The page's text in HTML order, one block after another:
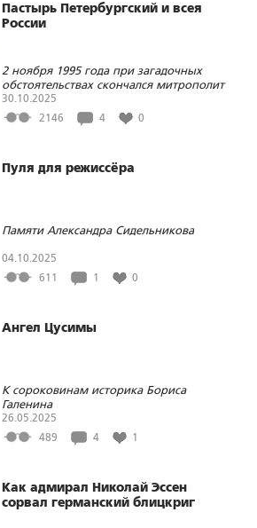
Пастырь Петербургский и всея
России
2 ноября 1995 года при загадочных
обстоятельствах скончался митрополит
Иоанн (Снычёв)
30.10.2025
2146
4 0
Пуля для режиссёра
Памяти Александра Сидельникова
04.10.2025
611
1 0
Ангел Цусимы
К сороковинам историка Бориса
Галенина
26.05.2025
489
4 1
Как адмирал Николай Эссен
сорвал германский блицкриг